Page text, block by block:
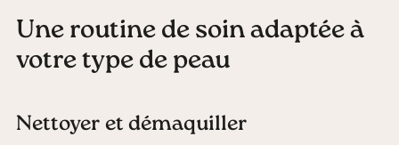
Une routine de soin adaptée à
votre type de peau
Nettoyer et démaquiller